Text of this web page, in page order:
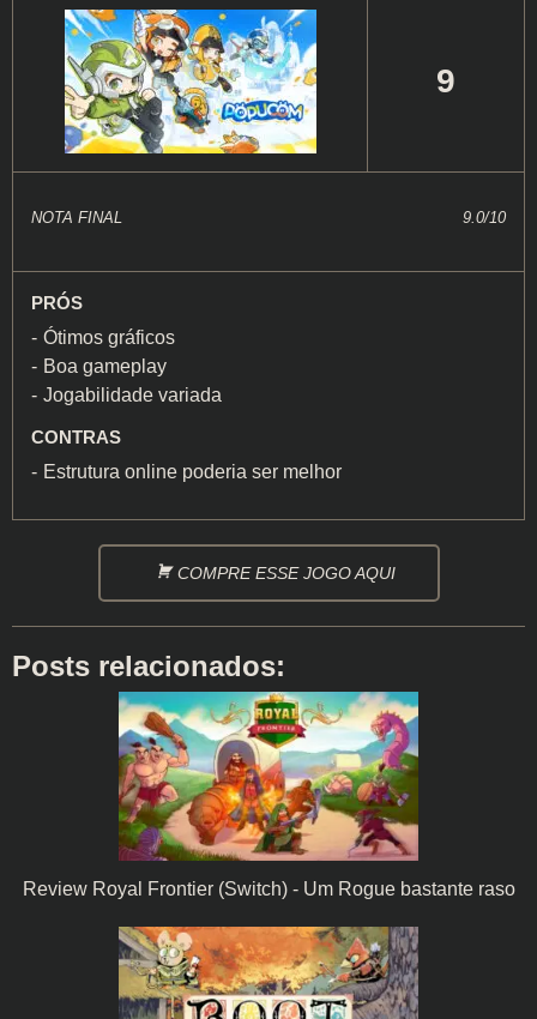
9
NOTA FINAL 9.0/10
PRÓS
Ótimos gráficos
Boa gameplay
Jogabilidade variada
CONTRAS
Estrutura online poderia ser melhor
COMPRE ESSE JOGO AQUI
Posts relacionados:
Review Royal Frontier (Switch) - Um Rogue bastante raso